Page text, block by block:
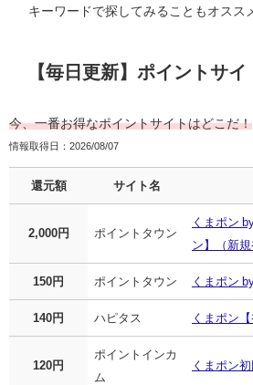
キーワードで探してみることもオスス
【毎日更新】ポイントサイ
今、一番お得なポイントサイトはどこだ！
情報取得日：2026/08/07
還元額 サイト名
2,000円 ポイントタウン
くまポン
ン】（新
150円 ポイントタウン くまポン
140円 ハピタス くまポン
120円
ポイントインカ
ム
くまポン初